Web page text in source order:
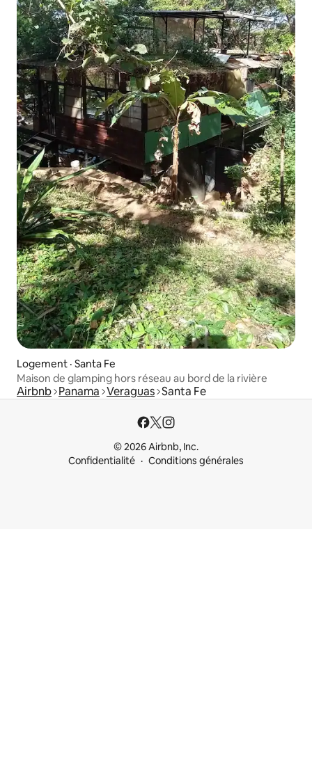
Logement · Santa Fe
Maison de glamping hors réseau au bord de la rivière
Airbnb Panama Veraguas Santa Fe
© 2026 Airbnb, Inc.
Confidentialité
Conditions générales